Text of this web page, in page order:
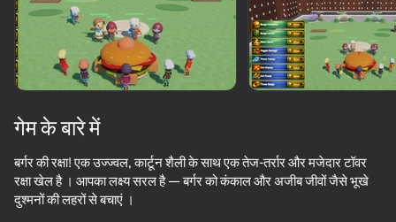
यह गेम केवल लैंडस्केप
ओरिएंटेशन का समर्थन करता है
लोड हो रहा है
गेम के बारे में
बर्गर की रक्षा! एक उज्ज्वल, कार्टून शैली के साथ एक तेज-तर्रार और मजेदार टॉवर
रक्षा खेल है । आपका लक्ष्य सरल है — बर्गर को कंकाल और अजीब जीवों जैसे भूखे
दुश्मनों की लहरों से बचाएं ।